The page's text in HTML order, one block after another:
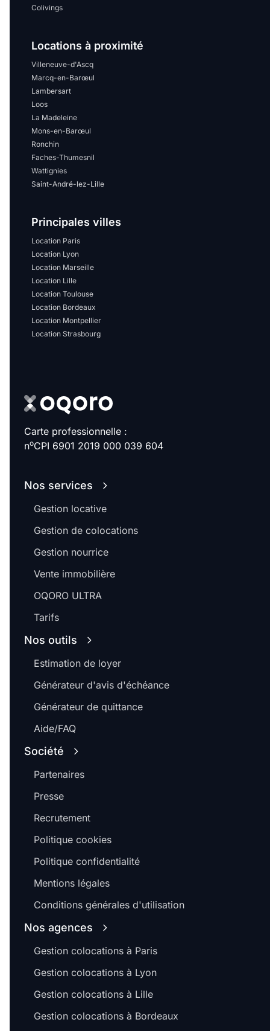
Colivings
Locations à proximité
Villeneuve-d'Ascq
Marcq-en-Barœul
Lambersart
Loos
La Madeleine
Mons-en-Barœul
Ronchin
Faches-Thumesnil
Wattignies
Saint-André-lez-Lille
Principales villes
Location Paris
Location Lyon
Location Marseille
Location Lille
Location Toulouse
Location Bordeaux
Location Montpellier
Location Strasbourg
Carte professionnelle :
noCPI 6901 2019 000 039 604
Nos services
Gestion locative
Gestion de colocations
Gestion nourrice
Vente immobilière
OQORO ULTRA
Tarifs
Nos outils
Estimation de loyer
Générateur d'avis d'échéance
Générateur de quittance
Aide/FAQ
Société
Partenaires
Presse
Recrutement
Politique cookies
Politique confidentialité
Mentions légales
Conditions générales d'utilisation
Nos agences
Gestion colocations à Paris
Gestion colocations à Lyon
Gestion colocations à Lille
Gestion colocations à Bordeaux